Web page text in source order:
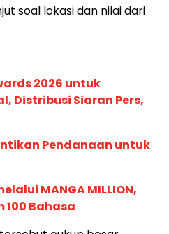
soal lokasi dan nilai dari
2026 untuk
Distribusi Siaran Pers,
Pendanaan untuk
MANGA MILLION,
Bahasa